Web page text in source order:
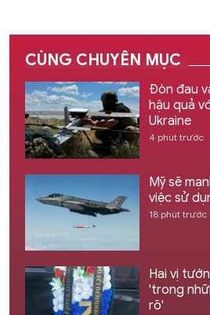
CÙNG CHUYÊN MỤC
Đòn đau
hậu quả
Ukraine
4 phút trước
Mỹ sẽ
việc sử
18 phút trước
Hai vị
'trong
rõ'